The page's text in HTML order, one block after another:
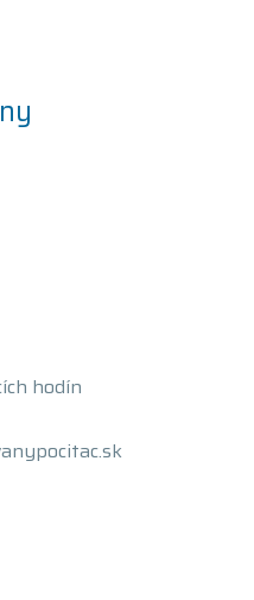
hodín